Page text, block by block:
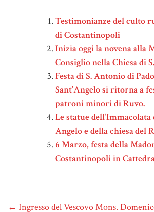
Testimonianze del culto
di Costantinopoli
Inizia oggi la novena alla
Consiglio nella Chiesa di
Festa di S. Antonio di
Sant’Angelo si ritorna a
patroni minori di Ruvo.
Le statue dell’Immacolata
Angelo e della chiesa del
6 Marzo, festa della
Costantinopoli in
← Ingresso del Vescovo Mons.